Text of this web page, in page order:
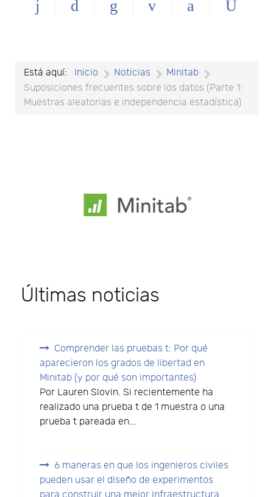
Está aquí: Inicio Noticias
Minitab
Suposiciones frecuentes sobre los datos (Parte 1:
Muestras aleatorias e independencia estadística)
Últimas noticias
Comprender las pruebas t: Por qué
aparecieron los grados de libertad en
Minitab (y por qué son importantes)
Por Lauren Slovin. Si recientemente ha
realizado una prueba t de 1 muestra o una
prueba t pareada en...
6 maneras en que los ingenieros civiles
pueden usar el diseño de experimentos